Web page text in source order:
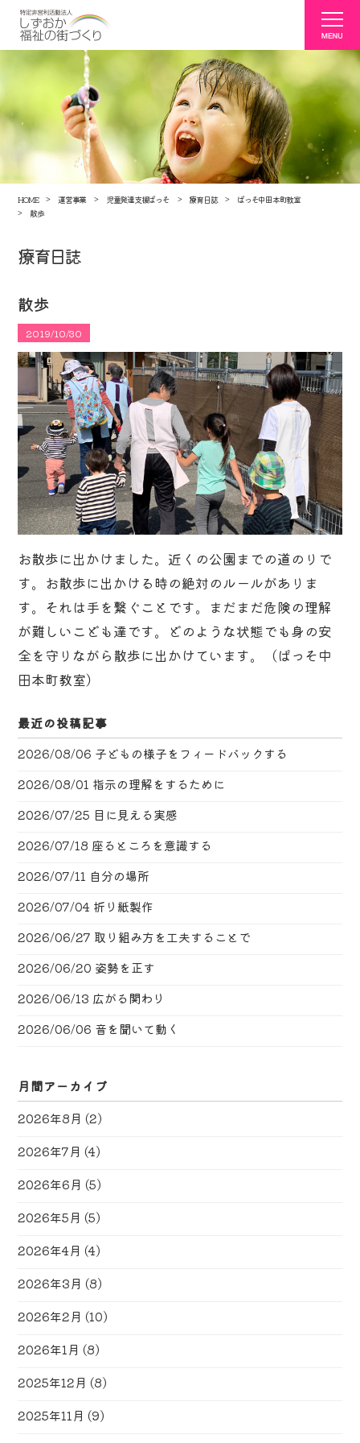
HOME 運営事業 児童発達支援ぱっそ 療育日誌
ぱっそ中田本町教室
散歩
療育日誌
散歩
2019/10/30
お散歩に出かけました。近くの公園までの道のりで
す。お散歩に出かける時の絶対のルールがありま
す。それは手を繋ぐことです。まだまだ危険の理解
が難しいこども達です。どのような状態でも身の安
全を守りながら散歩に出かけています。（ぱっそ中
田本町教室）
最近の投稿記事
2026/08/06 子どもの様子をフィードバックする
2026/08/01 指示の理解をするために
2026/07/25 目に見える実感
2026/07/18 座るところを意識する
2026/07/11 自分の場所
2026/07/04 折り紙製作
2026/06/27 取り組み方を工夫することで
2026/06/20 姿勢を正す
2026/06/13 広がる関わり
2026/06/06 音を聞いて動く
月間アーカイブ
2026年8月 (2)
2026年7月 (4)
2026年6月 (5)
2026年5月 (5)
2026年4月 (4)
2026年3月 (8)
2026年2月 (10)
2026年1月 (8)
2025年12月 (8)
2025年11月 (9)